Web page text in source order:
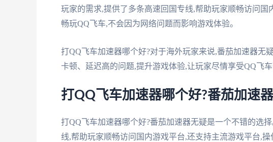
玩家的需求,提供了多条高速回国专线,帮助玩家顺畅访问
畅玩QQ飞车,不会因为网络问题而影响游戏体验。
打QQ飞车加速器哪个好?对于海外玩家来说,番茄加速器无
卡顿、延迟高的问题,提升游戏体验,让玩家尽情享受QQ飞车
打QQ飞车加速器哪个好?番茄加速
打QQ飞车加速器哪个好?番茄加速器无疑是一个不错的选
线,帮助玩家顺畅访问国内游戏平台,还支持主流游戏平台,